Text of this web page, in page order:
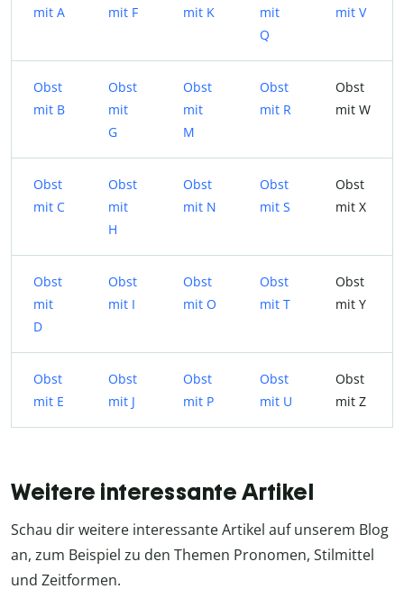
mit A
mit F
mit K
mit
Q
mit V
Obst
mit B
Obst
mit
G
Obst
mit
M
Obst
mit R
Obst
mit W
Obst
mit C
Obst
mit
H
Obst
mit N
Obst
mit S
Obst
mit X
Obst
mit
D
Obst
mit I
Obst
mit O
Obst
mit T
Obst
mit Y
Obst
mit E
Obst
mit J
Obst
mit P
Obst
mit U
Obst
mit Z
Weitere interessante Artikel
Schau dir weitere interessante Artikel auf unserem Blog
an, zum Beispiel zu den Themen Pronomen, Stilmittel
und Zeitformen.